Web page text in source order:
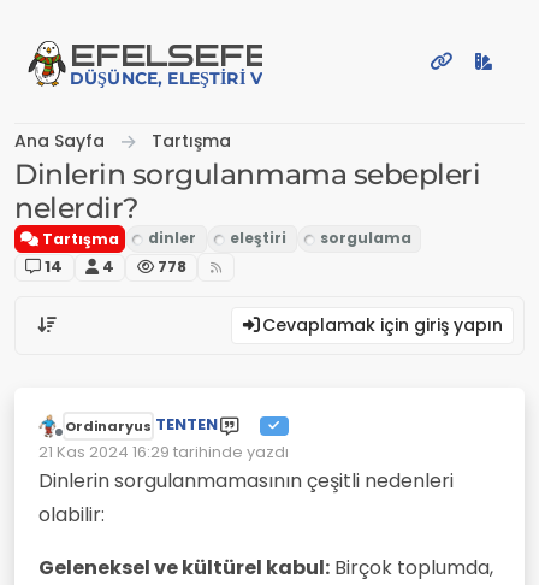
EFELSEFE
DÜŞÜNCE, ELEŞTIRI VE PAYLAŞIM PLATFORMU
Ana Sayfa Tartışma
Dinlerin sorgulanmama sebepleri
nelerdir?
Tartışma
14
4 778
Cevaplamak için giriş yapın
Çevrimdışı
Ordinaryus TENTEN
21 Kas 2024 16:29 tarihinde yazdı
Son düzenleyen:
Dinlerin sorgulanmamasının çeşitli nedenleri
olabilir:
Geleneksel ve kültürel kabul: Birçok toplumda,